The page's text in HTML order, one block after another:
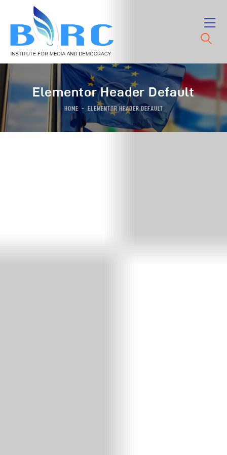
Elementor Header Default
HOME ELEMENTOR HEADER DEFAULT